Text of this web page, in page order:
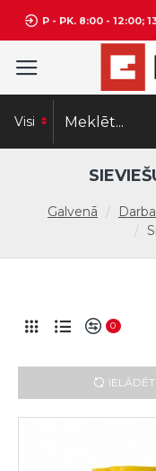
P - PK. 8:00 - 12:00;
Visi
Galvenā
0